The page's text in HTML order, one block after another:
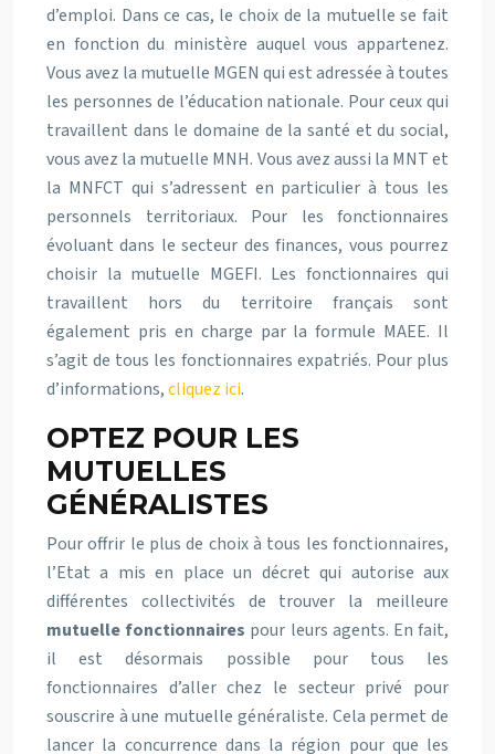
d’emploi. Dans ce cas, le choix de la mutuelle se fait
en fonction du ministère auquel vous appartenez.
Vous avez la mutuelle MGEN qui est adressée à toutes
les personnes de l’éducation nationale. Pour ceux qui
travaillent dans le domaine de la santé et du social,
vous avez la mutuelle MNH. Vous avez aussi la MNT et
la MNFCT qui s’adressent en particulier à tous les
personnels territoriaux. Pour les fonctionnaires
évoluant dans le secteur des finances, vous pourrez
choisir la mutuelle MGEFI. Les fonctionnaires qui
travaillent hors du territoire français sont
également pris en charge par la formule MAEE. Il
s’agit de tous les fonctionnaires expatriés. Pour plus
d’informations,cliquez ici.
OPTEZ POUR LES
MUTUELLES
GÉNÉRALISTES
Pour offrir le plus de choix à tous les fonctionnaires,
l’Etat a mis en place un décret qui autorise aux
différentes collectivités de trouver la meilleure
mutuelle fonctionnaires pour leurs agents. En fait,
il est désormais possible pour tous les
fonctionnaires d’aller chez le secteur privé pour
souscrire à une mutuelle généraliste. Cela permet de
lancer la concurrence dans la région pour que les